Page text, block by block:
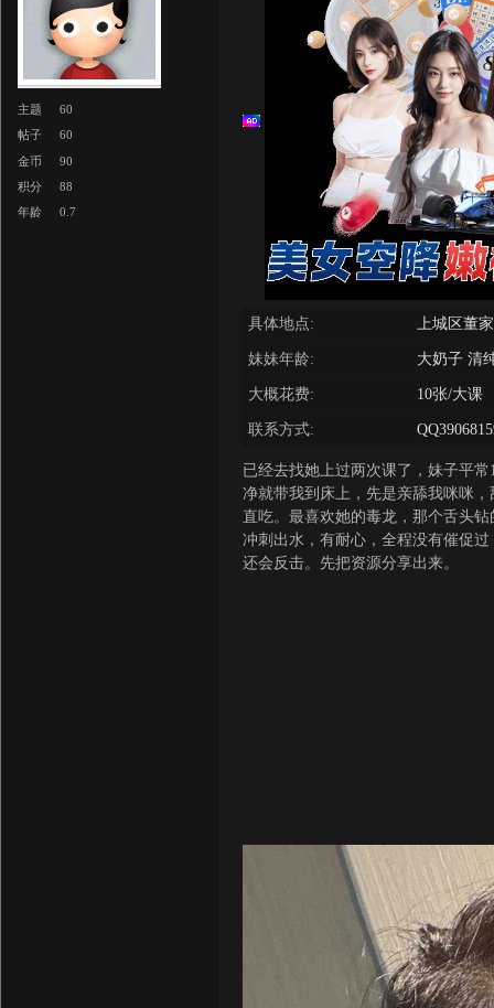
主题
60
帖子
60
金币
90
积分
88
年龄
0.7
具体地点: 上城区董
妹妹年龄: 大奶子 清
大概花费: 10张/大课
联系方式:
已经去找她上过两次课了，妹子平
净就带我到床上，先是亲舔我咪咪
直吃。最喜欢她的毒龙，那个舌头
冲刺出水，有耐心，全程没有催促
还会反击。先把资源分享出来。